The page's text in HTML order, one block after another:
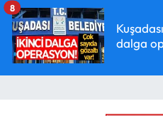
dalga
8